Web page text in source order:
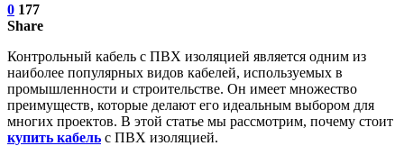
0 177
Share
Контрольный кабель с ПВХ изоляцией является одним из
наиболее популярных видов кабелей, используемых в
промышленности и строительстве. Он имеет множество
преимуществ, которые делают его идеальным выбором для
многих проектов. В этой статье мы рассмотрим, почему стоит
купить кабель с ПВХ изоляцией.